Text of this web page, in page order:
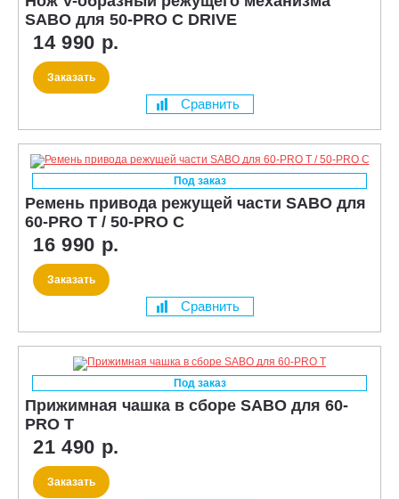
SABO для 50-PRO C DRIVE
14 990 р.
Заказать
Сравнить
Под заказ
Ремень привода режущей части SABO для
60-PRO T / 50-PRO C
16 990 р.
Заказать
Сравнить
Под заказ
Прижимная чашка в сборе SABO для 60-
PRO T
21 490 р.
Заказать